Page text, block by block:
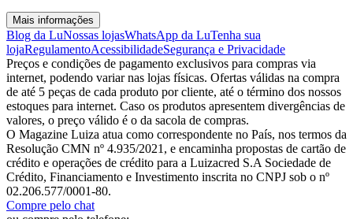
Mais informações
Blog da LuNossas lojasWhatsApp da LuTenha sua
lojaRegulamentoAcessibilidadeSegurança e Privacidade
Preços e condições de pagamento exclusivos para compras via
internet, podendo variar nas lojas físicas. Ofertas válidas na compra
de até 5 peças de cada produto por cliente, até o término dos nossos
estoques para internet. Caso os produtos apresentem divergências de
valores, o preço válido é o da sacola de compras.
O Magazine Luiza atua como correspondente no País, nos termos da
Resolução CMN nº 4.935/2021, e encaminha propostas de cartão de
crédito e operações de crédito para a Luizacred S.A Sociedade de
Crédito, Financiamento e Investimento inscrita no CNPJ sob o nº
02.206.577/0001-80.
Compre pelo chat